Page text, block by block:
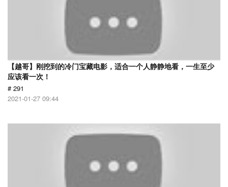
【越哥】刚挖到的冷门宝藏电影，适合一个人静静地看，一生至少
应该看一次！
# 291
2021-01-27 09:44